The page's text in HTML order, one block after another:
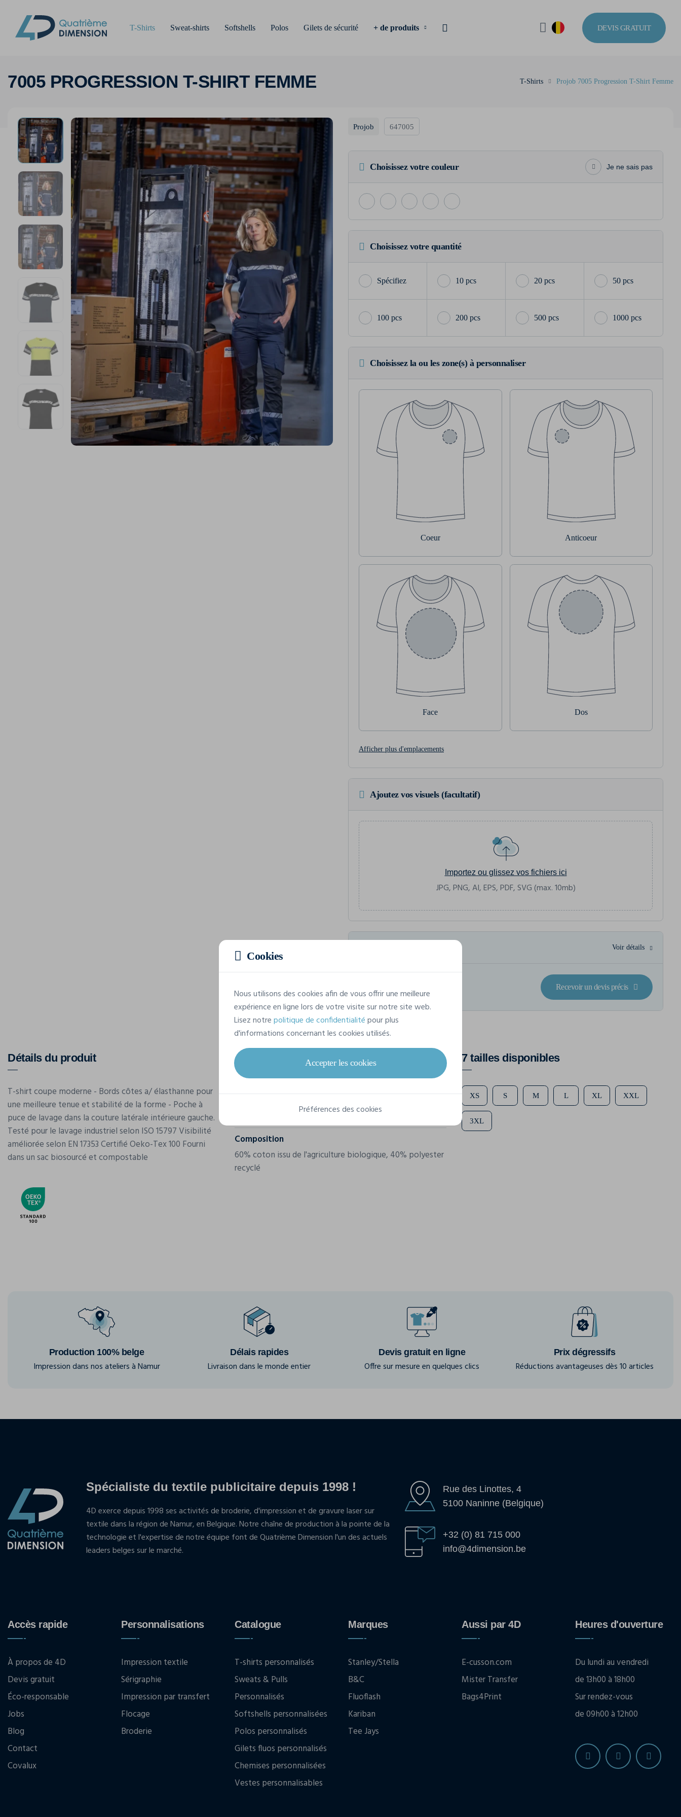
T-Shirts Sweat-shirts Softshells Polos Gilets de sécurité + de produits DEVIS GRATUIT
7005 PROGRESSION T-SHIRT FEMME T-Shirts Projob 7005 Progression T-Shirt Femme
Projob 647005
Choisissez votre couleur Je ne sais pas
Choisissez votre quantité
10 pcs 20 pcs 50 pcs
100 pcs 200 pcs 500 pcs 1000 pcs
Choisissez la ou les zone(s) à personnaliser
Coeur Anticoeur
Face Dos
Afficher plus d'emplacements
Ajoutez vos visuels (facultatif)
Importez ou glissez vos fichiers ici
JPG, PNG, AI, EPS, PDF, SVG (max. 10mb)
Voir détails
Soit un total de 216,95 € TTC
Recevoir un devis précis
Détails du produit
T-shirt coupe moderne - Bords côtes a/ élasthanne pour
une meilleure tenue et stabilité de la forme - Poche à
puce de lavage dans la couture latérale intérieure gauche.
Testé pour le lavage industriel selon ISO 15797 Visibilité
améliorée selon EN 17353 Certifié Oeko-Tex 100 Fourni
dans un sac biosourcé et compostable
Caractéristiques
Marque
Projob
Composition
60% coton issu de l'agriculture biologique, 40% polyester
recyclé
7 tailles disponibles
XS S M L XL XXL
3XL
Production 100% belge
Impression dans nos ateliers à Namur
Délais rapides
Livraison dans le monde entier
Devis gratuit en ligne
Offre sur mesure en quelques clics
Prix dégressifs
Réductions avantageuses dès 10 articles
Spécialiste du textile publicitaire depuis 1998 !
4D exerce depuis 1998 ses activités de broderie, d'impression et de gravure laser sur
textile dans la région de Namur, en Belgique. Notre chaîne de production à la pointe de la
technologie et l'expertise de notre équipe font de Quatrième Dimension l'un des actuels
leaders belges sur le marché.
Rue des Linottes, 4
5100 Naninne (Belgique)
+32 (0) 81 715 000
info@4dimension.be
Accès rapide
À propos de 4D
Devis gratuit
Éco-responsable
Jobs
Blog
Contact
Covalux
Personnalisations
Impression textile
Sérigraphie
Impression par transfert
Flocage
Broderie
Catalogue
T-shirts personnalisés
Sweats & Pulls
Personnalisés
Softshells personnalisées
Polos personnalisés
Gilets fluos personnalisés
Chemises personnalisées
Vestes personnalisables
Marques
Stanley/Stella
B&C
Fluoflash
Kariban
Tee Jays
Aussi par 4D
E-cusson.com
Mister Transfer
Bags4Print
Heures d'ouverture
Du lundi au vendredi
de 13h00 à 18h00
Sur rendez-vous
de 09h00 à 12h00
Cookies
Nous utilisons des cookies afin de vous offrir une meilleure
expérience en ligne lors de votre visite sur notre site web.
Lisez notrepolitique de confidentialitépour plus
d'informations concernant les cookies utilisés.
Accepter les cookies
Préférences des cookies